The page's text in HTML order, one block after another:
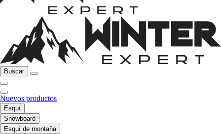
Buscar
Nuevos productos
Esquí
Snowboard
Esquí de montaña